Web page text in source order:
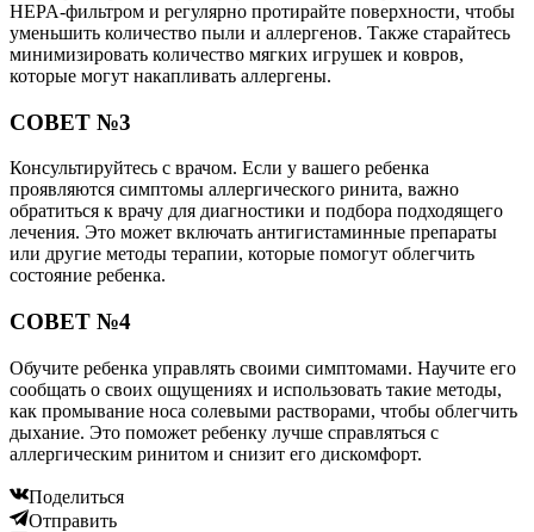
HEPA-фильтром и регулярно протирайте поверхности, чтобы
уменьшить количество пыли и аллергенов. Также старайтесь
минимизировать количество мягких игрушек и ковров,
которые могут накапливать аллергены.
СОВЕТ №3
Консультируйтесь с врачом. Если у вашего ребенка
проявляются симптомы аллергического ринита, важно
обратиться к врачу для диагностики и подбора подходящего
лечения. Это может включать антигистаминные препараты
или другие методы терапии, которые помогут облегчить
состояние ребенка.
СОВЕТ №4
Обучите ребенка управлять своими симптомами. Научите его
сообщать о своих ощущениях и использовать такие методы,
как промывание носа солевыми растворами, чтобы облегчить
дыхание. Это поможет ребенку лучше справляться с
аллергическим ринитом и снизит его дискомфорт.
Поделиться
Отправить